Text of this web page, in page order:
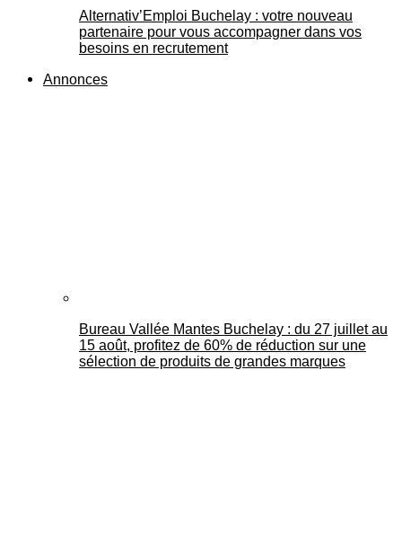
Alternativ’Emploi Buchelay : votre nouveau
partenaire pour vous accompagner dans vos
besoins en recrutement
Annonces
Bureau Vallée Mantes Buchelay : du 27 juillet au
15 août, profitez de 60% de réduction sur une
sélection de produits de grandes marques